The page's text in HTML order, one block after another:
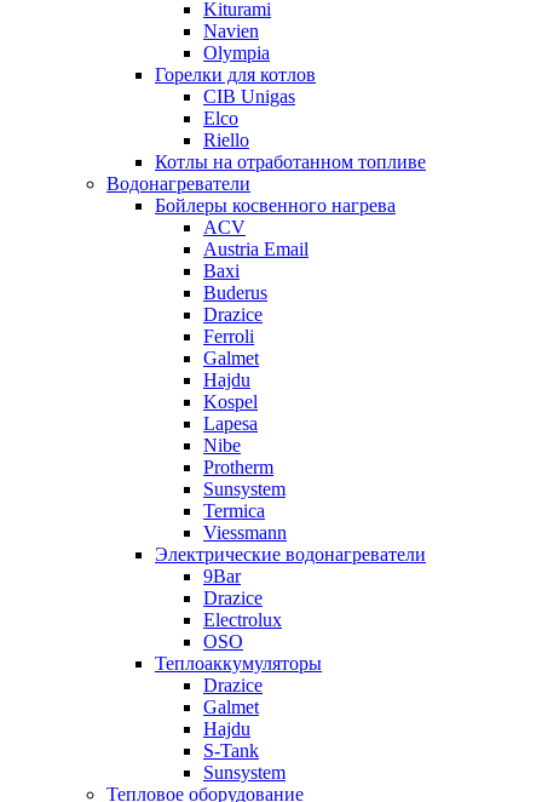
Kiturami
Navien
Olympia
Горелки для котлов
CIB Unigas
Elco
Riello
Котлы на отработанном топливе
Водонагреватели
Бойлеры косвенного нагрева
ACV
Austria Email
Baxi
Buderus
Drazice
Ferroli
Galmet
Hajdu
Kospel
Lapesa
Nibe
Protherm
Sunsystem
Termica
Viessmann
Электрические водонагреватели
9Bar
Drazice
Electrolux
OSO
Теплоаккумуляторы
Drazice
Galmet
Hajdu
S-Tank
Sunsystem
Тепловое оборудование